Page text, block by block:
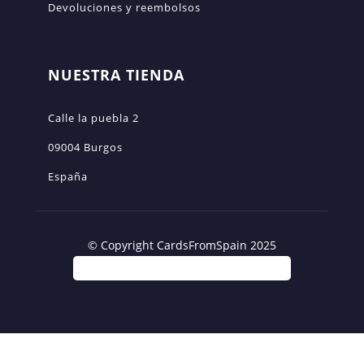
Devoluciones y reembolsos
NUESTRA TIENDA
Calle la puebla 2
09004 Burgos
España
© Copyright CardsFromSpain 2025